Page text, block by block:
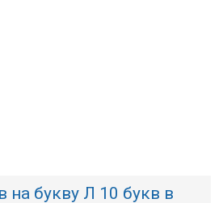
на букву Л 10 букв в